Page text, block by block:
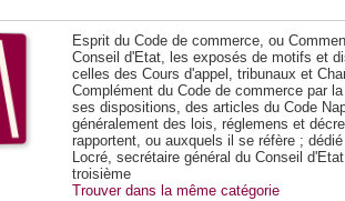
Esprit du Code de commerce, ou
Conseil d'Etat, les exposés de motifs et
celles des Cours d'appel, tribunaux et
Complément du Code de commerce par
ses dispositions, des articles du Code
généralement des lois, réglemens et
rapportent, ou auxquels il se réfère ;
Locré, secrétaire général du Conseil
troisième
Trouver dans la même catégorie